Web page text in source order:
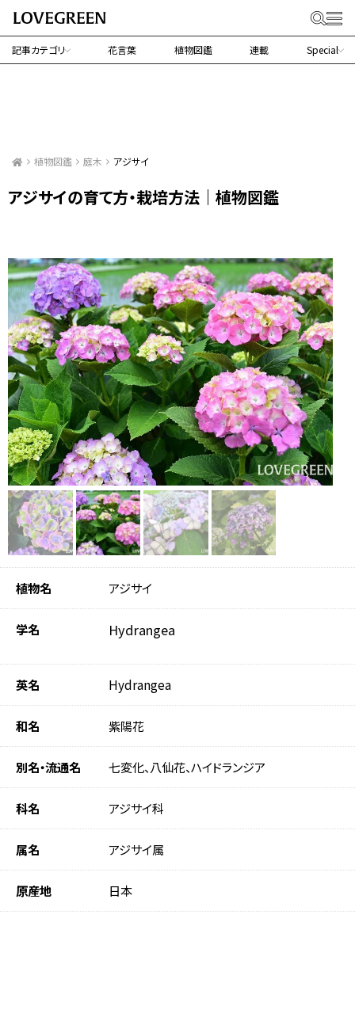
記事カテゴリ 花言葉 植物図鑑 連載 Special
植物図鑑 庭木 アジサイ
アジサイの育て方・栽培方法｜植物図鑑
植物名 アジサイ
学名 Hydrangea
英名 Hydrangea
和名 紫陽花
別名・流通名 七変化、八仙花、ハイドランジア
科名 アジサイ科
属名 アジサイ属
原産地 日本